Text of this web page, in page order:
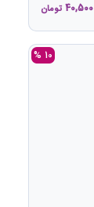
40,500 تومان
10 %